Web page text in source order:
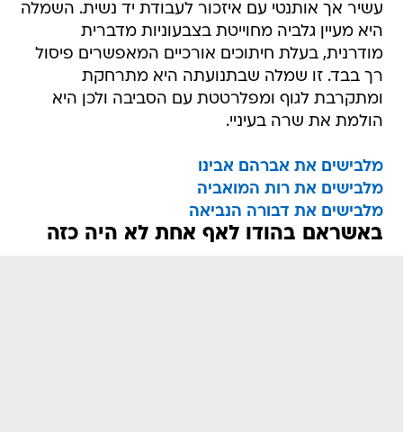
עשיר אך אותנטי עם איזכור לעבודת יד נשית. השמלה
היא מעיין גלביה מחוייטת בצבעוניות מדברית
מודרנית, בעלת חיתוכים אורכיים המאפשרים פיסול
רך בבד. זו שמלה שבתנועתה היא מתרחקת
ומתקרבת לגוף ומפלרטטת עם הסביבה ולכן היא
הולמת את שרה בעיניי.
מלבישים את אברהם אבינו
מלבישים את רות המואביה
מלבישים את דבורה הנביאה
באשראם בהודו לאף אחת לא היה כזה